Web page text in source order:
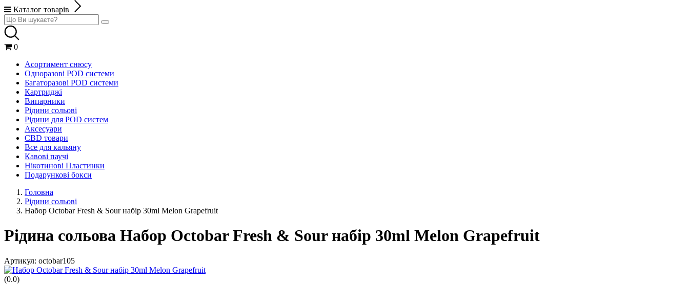
Каталог товарів
0
Асортимент снюсу
Одноразові POD системи
Багаторазові POD системи
Картриджі
Випарники
Рідини сольові
Рідини для POD систем
Аксесуари
CBD товари
Все для кальяну
Кавові паучі
Нікотинові Пластинки
Подарункові бокси
Головна
Рідини сольові
Набор Octobar Fresh & Sour набір 30ml Melon Grapefruit
Рідина сольова Набор Octobar Fresh & Sour набір 30ml Melon Grapefruit
Артикул: octobar105
(0.0)